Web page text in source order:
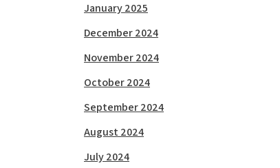
January 2025
December 2024
November 2024
October 2024
September 2024
August 2024
July 2024